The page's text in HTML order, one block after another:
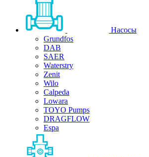
Насосы
Grundfos
DAB
SAER
Waterstry
Zenit
Wilo
Calpeda
Lowara
TOYO Pumps
DRAGFLOW
Espa